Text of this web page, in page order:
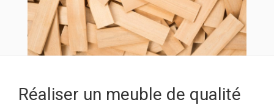
Réaliser un meuble de qualité